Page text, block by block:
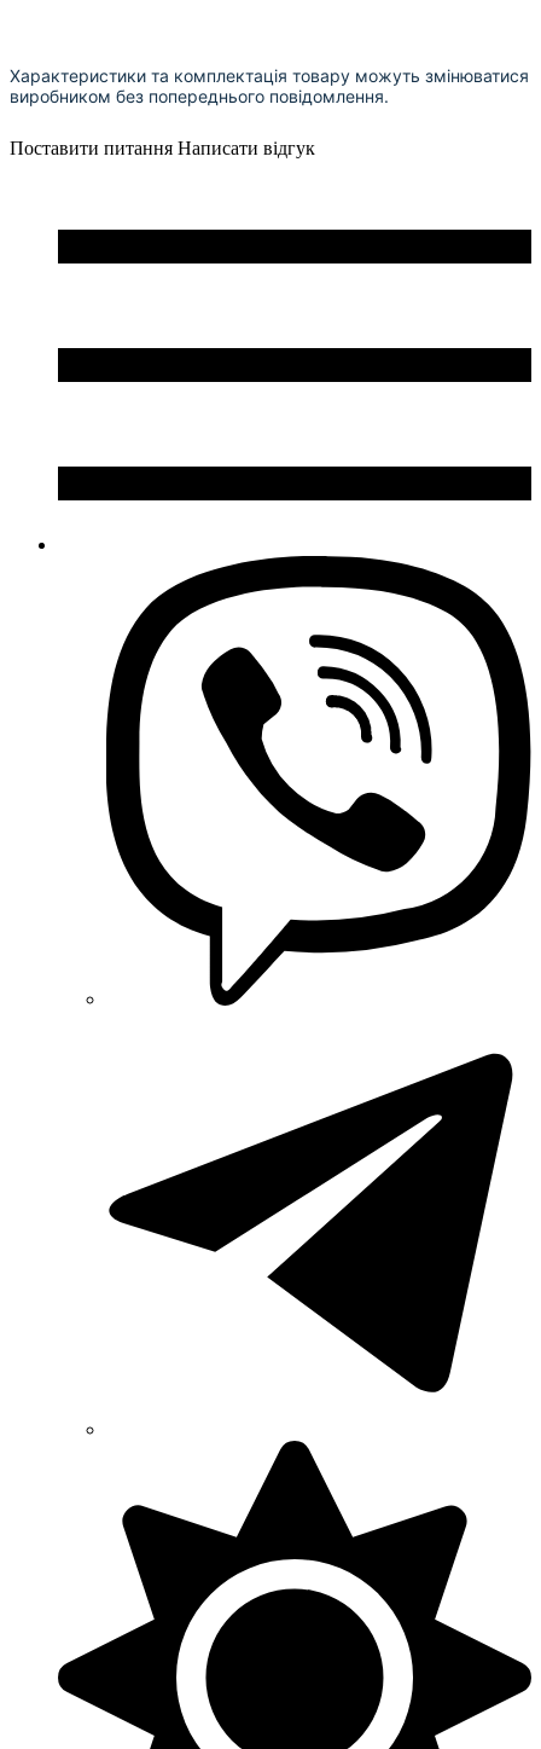
Характеристики та комплектація товару можуть змінюватися
виробником без попереднього повідомлення.
Поставити питання Написати відгук